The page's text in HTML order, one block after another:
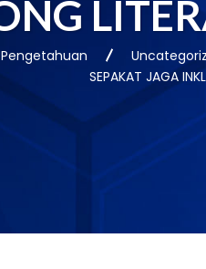
SEPAKAT JAGA